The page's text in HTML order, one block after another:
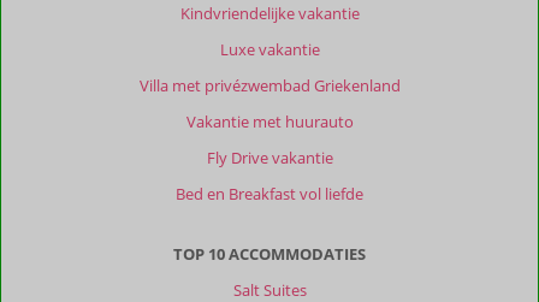
Kindvriendelijke vakantie
Luxe vakantie
Villa met privézwembad Griekenland
Vakantie met huurauto
Fly Drive vakantie
Bed en Breakfast vol liefde
TOP 10 ACCOMMODATIES
Salt Suites